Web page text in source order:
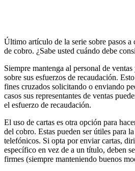
Último artículo de la serie sobre pasos a
de cobro. ¿Sabe usted cuándo debe
Siempre mantenga al personal de
sobre sus esfuerzos de recaudación.
fines cruzados solicitando o enviando
casos sus representantes de ventas
el esfuerzo de recaudación.
El uso de cartas es otra opción para
del cobro. Estas pueden ser útiles para
telefónicos. Si opta por enviar cartas,
específico en vez de a un título, deben
firmes (siempre manteniendo buenos